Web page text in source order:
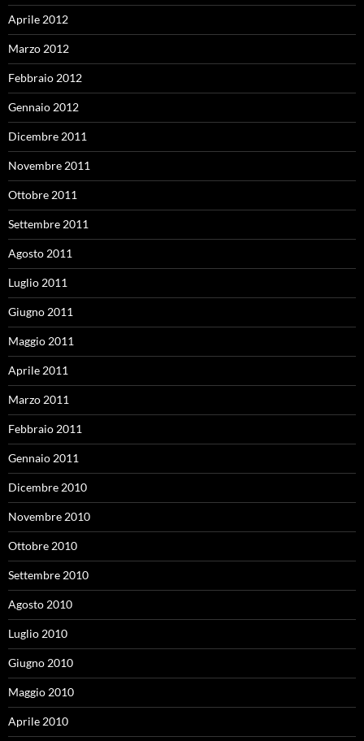
Aprile 2012
Marzo 2012
Febbraio 2012
Gennaio 2012
Dicembre 2011
Novembre 2011
Ottobre 2011
Settembre 2011
Agosto 2011
Luglio 2011
Giugno 2011
Maggio 2011
Aprile 2011
Marzo 2011
Febbraio 2011
Gennaio 2011
Dicembre 2010
Novembre 2010
Ottobre 2010
Settembre 2010
Agosto 2010
Luglio 2010
Giugno 2010
Maggio 2010
Aprile 2010